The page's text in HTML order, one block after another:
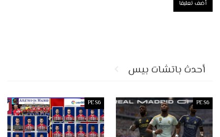
أحدث باتشات بيس
PES6
PES6